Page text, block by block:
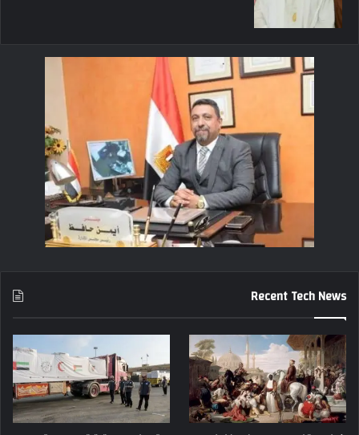
Recent Tech News